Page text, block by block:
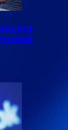
бот,